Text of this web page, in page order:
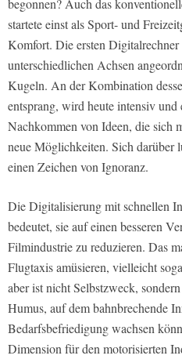
begonnen? Auch das
startete einst als Sport- und
Komfort. Die ersten
unterschiedlichen Achsen
Kugeln. An der Kombination
entsprang, wird heute intensiv
Nachkommen von Ideen, die sich
neue Möglichkeiten. Sich darüber
einen Zeichen von Ignoranz.
Die Digitalisierung mit schnellen
bedeutet, sie auf einen besseren
Filmindustrie zu reduzieren. Das
Flugtaxis amüsieren, vielleicht
aber ist nicht Selbstzweck,
Humus, auf dem bahnbrechende
Bedarfsbefriedigung wachsen
Dimension für den motorisierten